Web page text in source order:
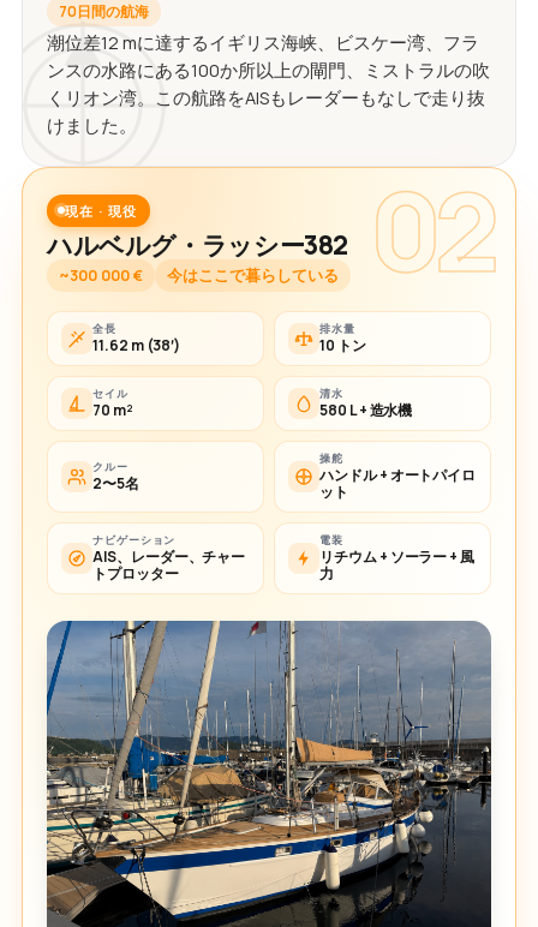
70日間の航海
潮位差12 mに達するイギリス海峡、ビスケー湾、フラ
ンスの水路にある100か所以上の閘門、ミストラルの吹
くリオン湾。この航路をAISもレーダーもなしで走り抜
けました。
02
現在 · 現役
ハルベルグ・ラッシー382
~300 000 € 今はここで暮らしている
全長
11.62 m (38′)
排水量
10 トン
セイル
70 m²
清水
580 L + 造水機
クルー
2〜5名
操舵
ハンドル + オートパイロ
ット
ナビゲーション
AIS、レーダー、チャー
トプロッター
電装
リチウム + ソーラー + 風
力